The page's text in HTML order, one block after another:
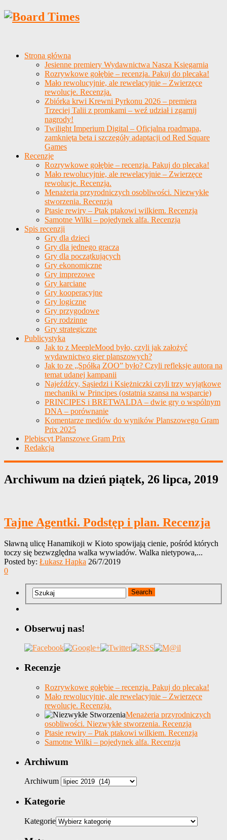
Strona główna
Jesienne premiery Wydawnictwa Nasza Księgarnia
Rozrywkowe gołębie – recenzja. Pakuj do plecaka!
Mało rewolucyjnie, ale rewelacyjnie – Zwierzęce
rewolucje. Recenzja.
Zbiórka krwi Krewni Pyrkonu 2026 – premiera
Trzeciej Talii z promkami – weź udział i zgarnij
nagrody!
Twilight Imperium Digital – Oficjalna roadmapa,
zamknięta beta i szczegóły adaptacji od Red Square
Games
Recenzje
Rozrywkowe gołębie – recenzja. Pakuj do plecaka!
Mało rewolucyjnie, ale rewelacyjnie – Zwierzęce
rewolucje. Recenzja.
Menażeria przyrodniczych osobliwości. Niezwykłe
stworzenia. Recenzja
Ptasie rewiry – Ptak ptakowi wilkiem. Recenzja
Samotne Wilki – pojedynek alfa. Recenzja
Spis recenzji
Gry dla dzieci
Gry dla jednego gracza
Gry dla początkujących
Gry ekonomiczne
Gry imprezowe
Gry karciane
Gry kooperacyjne
Gry logiczne
Gry przygodowe
Gry rodzinne
Gry strategiczne
Publicystyka
Jak to z MeepleMood było, czyli jak założyć
wydawnictwo gier planszowych?
Jak to ze „Spółką ZOO” było? Czyli refleksje autora na
temat udanej kampanii
Najeźdźcy, Sąsiedzi i Księżniczki czyli trzy wyjątkowe
mechaniki w Principes (ostatnia szansa na wsparcie)
PRINCIPES i BRETWALDA – dwie gry o wspólnym
DNA – porównanie
Komentarze mediów do wyników Planszowego Gram
Prix 2025
Plebiscyt Planszowe Gram Prix
Redakcja
Archiwum na dzień piątek, 26 lipca, 2019
Tajne Agentki. Podstęp i plan. Recenzja
Sławną ulicę Hanamikoji w Kioto spowijają cienie, pośród których
toczy się bezwzględna walka wywiadów. Walka nietypowa,...
Posted by: Łukasz Hapka 26/7/2019
0
Obserwuj nas!
Recenzje
Rozrywkowe gołębie – recenzja. Pakuj do plecaka!
Mało rewolucyjnie, ale rewelacyjnie – Zwierzęce
rewolucje. Recenzja.
Menażeria przyrodniczych
osobliwości. Niezwykłe stworzenia. Recenzja
Ptasie rewiry – Ptak ptakowi wilkiem. Recenzja
Samotne Wilki – pojedynek alfa. Recenzja
Archiwum
Archiwum
Kategorie
Kategorie